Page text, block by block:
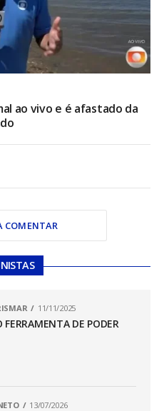
ao vivo e é afastado da
COMENTAR
11/11/2025
FERRAMENTA DE PODER
13/07/2026